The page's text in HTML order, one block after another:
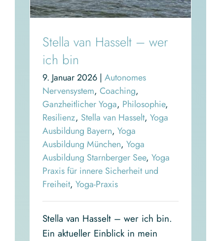
Stella van Hasselt – wer
ich bin
9. Januar 2026 | Autonomes
Nervensystem, Coaching,
Ganzheitlicher Yoga, Philosophie,
Resilienz, Stella van Hasselt, Yoga
Ausbildung Bayern, Yoga
Ausbildung München, Yoga
Ausbildung Starnberger See, Yoga
Praxis für innere Sicherheit und
Freiheit, Yoga-Praxis
Stella van Hasselt – wer ich bin.
Ein aktueller Einblick in mein